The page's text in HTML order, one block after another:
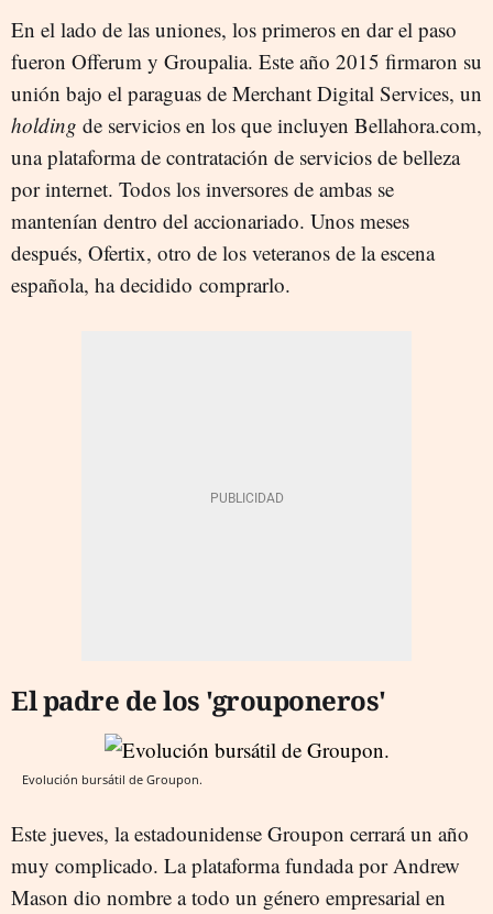
En el lado de las uniones, los primeros en dar el paso
fueron Offerum y Groupalia. Este año 2015 firmaron su
unión bajo el paraguas de Merchant Digital Services, un
holding de servicios en los que incluyen Bellahora.com,
una plataforma de contratación de servicios de belleza
por internet. Todos los inversores de ambas se
mantenían dentro del accionariado. Unos meses
después, Ofertix, otro de los veteranos de la escena
española, ha decidido comprarlo.
El padre de los 'grouponeros'
Evolución bursátil de Groupon.
Este jueves, la estadounidense Groupon cerrará un año
muy complicado. La plataforma fundada por Andrew
Mason dio nombre a todo un género empresarial en